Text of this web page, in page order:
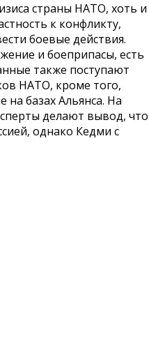
страны НАТО, хоть и
к конфликту,
боевые действия.
и боеприпасы, есть
также поступают
НАТО, кроме того,
базах Альянса. На
делают вывод, что
однако Кедми с